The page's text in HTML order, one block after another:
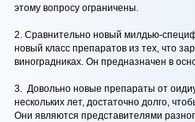
этому вопросу ограничены.
2. Сравнительно новый милдью-
новый класс препаратов из тех, что
виноградниках. Он предназначен в
3. Довольно новые препараты от
нескольких лет, достаточно долго,
Они являются представителями